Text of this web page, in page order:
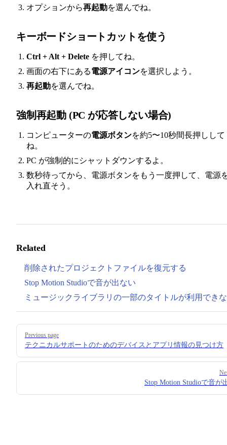
オプションから再起動を選んでね。
キーボードショートカットを使う
Ctrl + Alt + Delete を押してね。
画面の右下にある電源アイコンを選択しよう。
再起動を選んでね。
強制再起動 (PC が応答しない場合)
コンピューターの電源ボタンを約5〜10秒間長押しして
ね。
PC が強制的にシャットダウンするよ。
数秒待ってから、電源ボタンをもう一度押して、電源
入れ直そう。
Related
削除されたプロジェクトファイルを復元する
Stop Motion Studioで音が出ない
ミュージックライブラリの一部のタイトルが利用でき
Pager
Previous page
テクニカルサポートのためのデバイスとアプリ情報の見つけ方
Stop Motion Studioで音が